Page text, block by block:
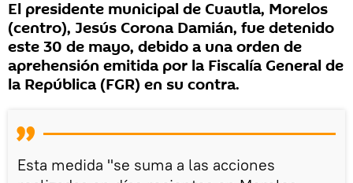
El presidente municipal de Cuautla, Morelos
(centro), Jesús Corona Damián, fue detenido
este 30 de mayo, debido a una orden de
aprehensión emitida por la Fiscalía General de
la República (FGR) en su contra.
Esta medida "se suma a las acciones